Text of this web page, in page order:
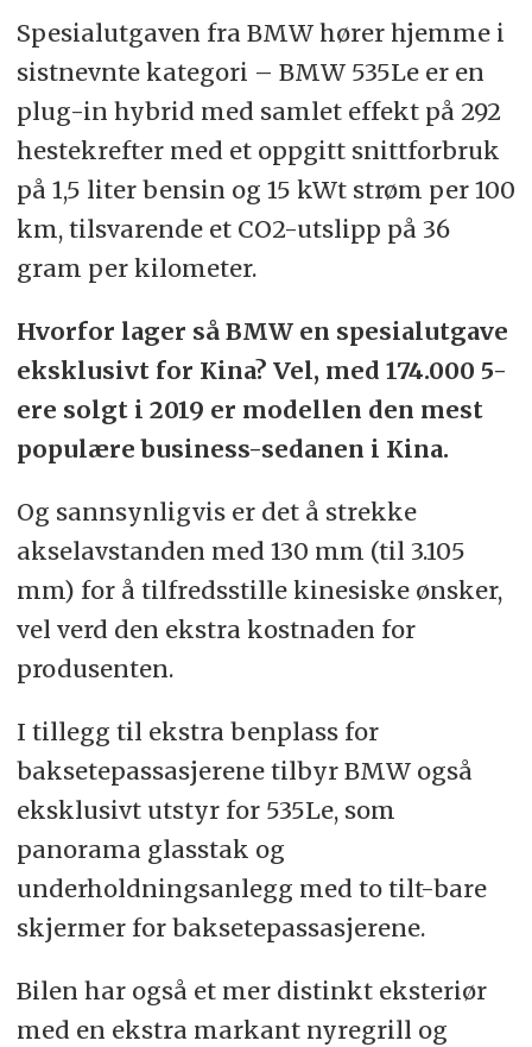
Spesialutgaven fra BMW hører hjemme i
sistnevnte kategori – BMW 535Le er en
plug-in hybrid med samlet effekt på 292
hestekrefter med et oppgitt snittforbruk
på 1,5 liter bensin og 15 kWt strøm per 100
km, tilsvarende et CO2-utslipp på 36
gram per kilometer.
Hvorfor lager så BMW en spesialutgave
eksklusivt for Kina? Vel, med 174.000 5-
ere solgt i 2019 er modellen den mest
populære business-sedanen i Kina.
Og sannsynligvis er det å strekke
akselavstanden med 130 mm (til 3.105
mm) for å tilfredsstille kinesiske ønsker,
vel verd den ekstra kostnaden for
produsenten.
I tillegg til ekstra benplass for
baksetepassasjerene tilbyr BMW også
eksklusivt utstyr for 535Le, som
panorama glasstak og
underholdningsanlegg med to tilt-bare
skjermer for baksetepassasjerene.
Bilen har også et mer distinkt eksteriør
med en ekstra markant nyregrill og